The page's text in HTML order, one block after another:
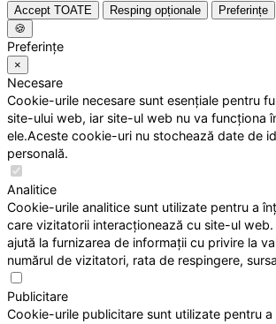
Accept TOATE Resping opționale
Preferințe
🍪
Preferințe
×
Necesare
Cookie-urile necesare sunt esențiale pentru
site-ului web, iar site-ul web nu va funcționa
ele.Aceste cookie-uri nu stochează date de
personală.
Analitice
Cookie-urile analitice sunt utilizate pentru a
care vizitatorii interacționează cu site-ul
ajută la furnizarea de informații cu privire la
numărul de vizitatori, rata de respingere,
Publicitare
Cookie-urile publicitare sunt utilizate pentru